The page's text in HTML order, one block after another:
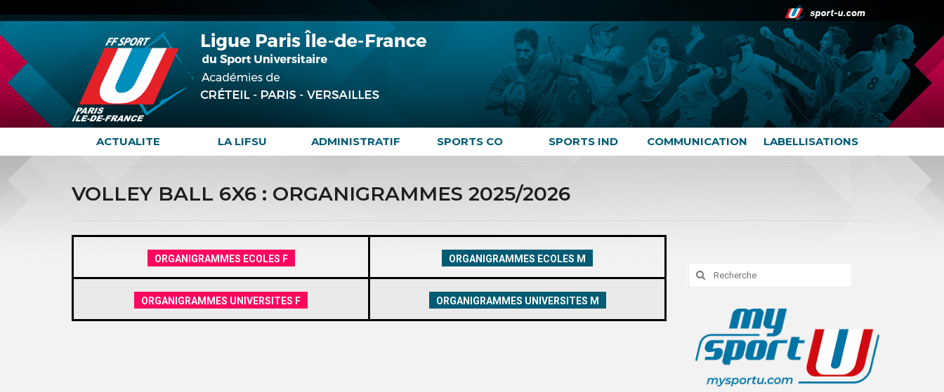
ACTUALITE LA LIFSU ADMINISTRATIF SPORTS CO SPORTS IND COMMUNICATION LABELLISATIONS
VOLLEY BALL 6X6 : ORGANIGRAMMES 2025/2026
ORGANIGRAMMES ECOLES F ORGANIGRAMMES ECOLES M
ORGANIGRAMMES UNIVERSITES F ORGANIGRAMMES UNIVERSITES M
Rechercher